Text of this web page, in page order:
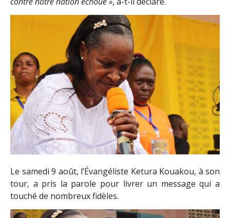
Le samedi 9 août, l’Évangéliste Ketura Kouakou, à son
tour, a pris la parole pour livrer un message qui a
touché de nombreux fidèles.